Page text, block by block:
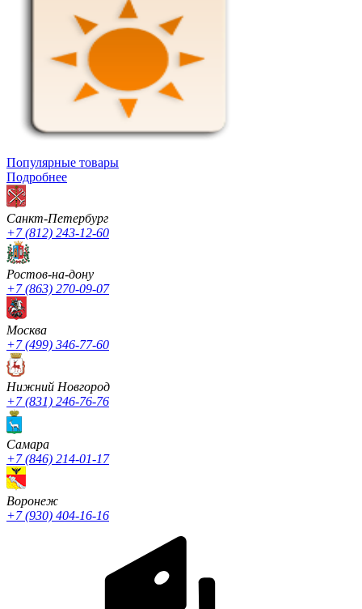
Популярные товары
Подробнее
Санкт-Петербург
+7 (812) 243-12-60
Ростов-на-дону
+7 (863) 270-09-07
Москва
+7 (499) 346-77-60
Нижний Новгород
+7 (831) 246-76-76
Cамара
+7 (846) 214-01-17
Воронеж
+7 (930) 404-16-16